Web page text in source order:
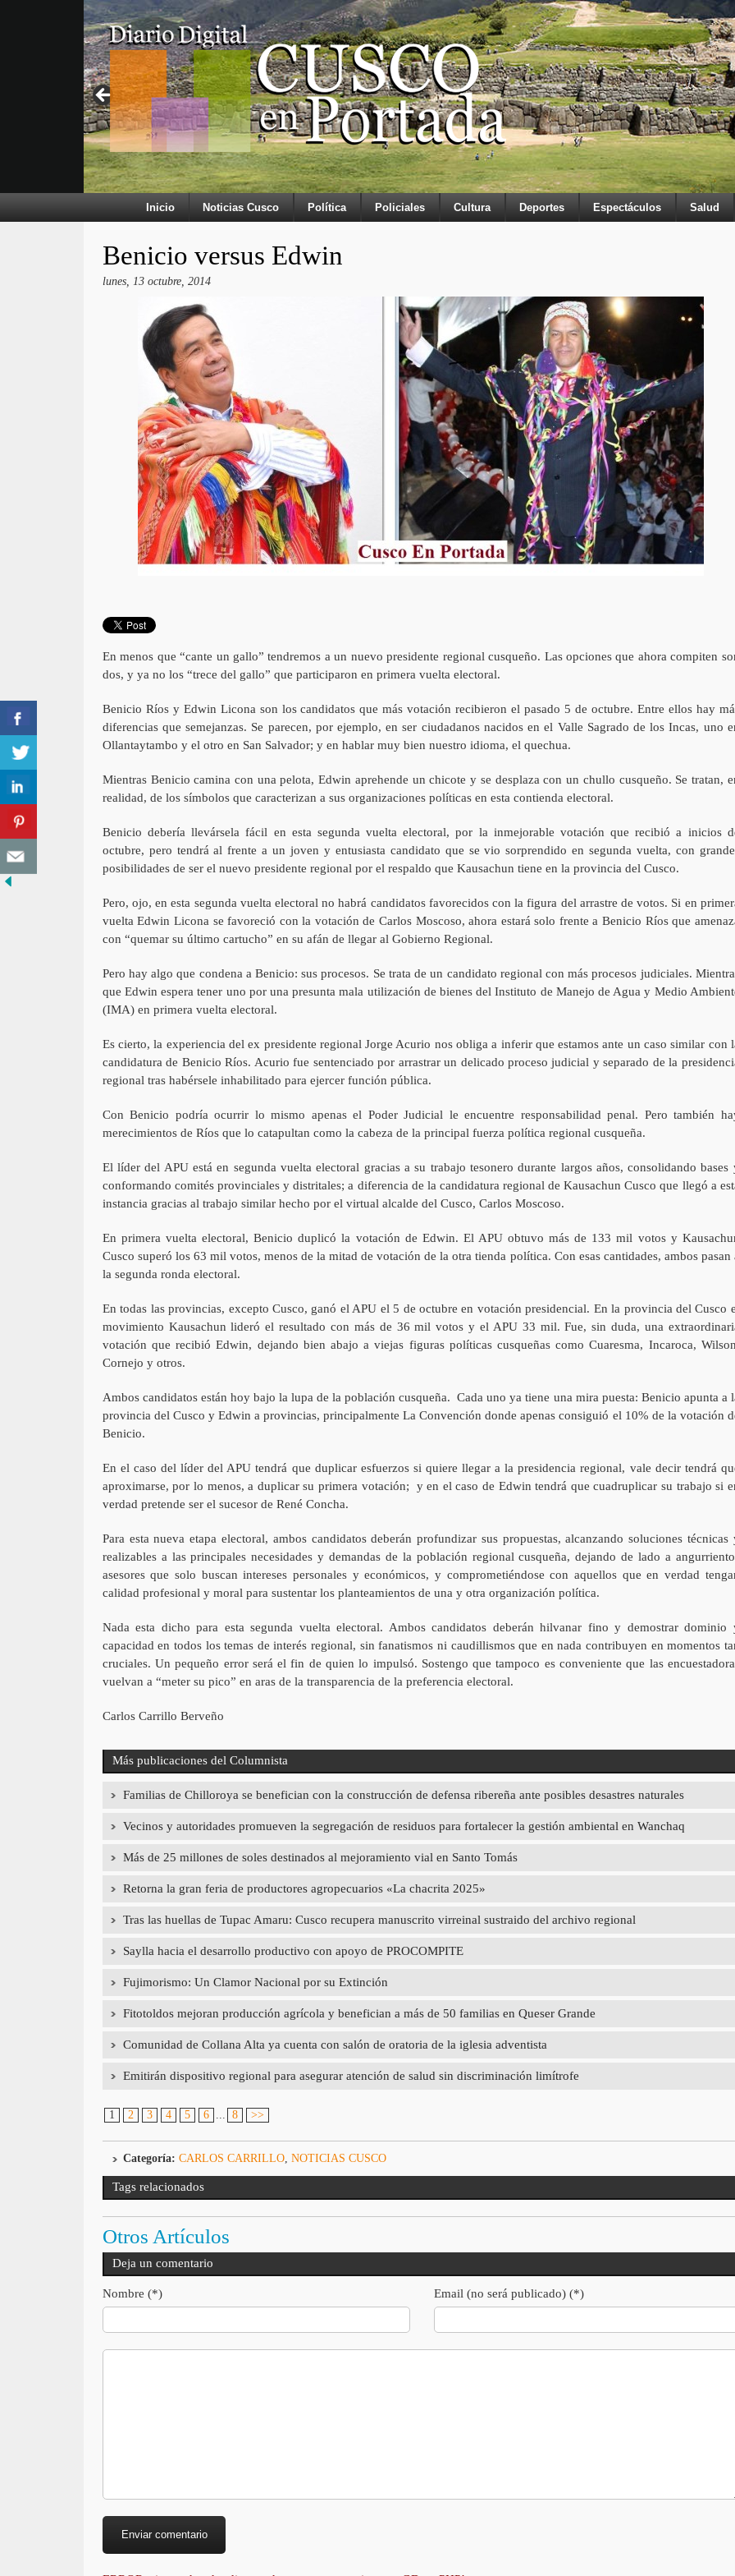
Inicio Noticias Cusco Política Policiales Cultura Deportes Espectáculos Salud
Benicio versus Edwin
lunes, 13 octubre, 2014
En menos que “cante un gallo” tendremos a un nuevo presidente regional cusqueño. Las opciones que ahora compiten
dos, y ya no los “trece del gallo” que participaron en primera vuelta electoral.
Benicio Ríos y Edwin Licona son los candidatos que más votación recibieron el pasado 5 de octubre. Entre ellos hay
diferencias que semejanzas. Se parecen, por ejemplo, en ser ciudadanos nacidos en el Valle Sagrado de los Incas, uno
Ollantaytambo y el otro en San Salvador; y en hablar muy bien nuestro idioma, el quechua.
Mientras Benicio camina con una pelota, Edwin aprehende un chicote y se desplaza con un chullo cusqueño. Se tratan,
realidad, de los símbolos que caracterizan a sus organizaciones políticas en esta contienda electoral.
Benicio debería llevársela fácil en esta segunda vuelta electoral, por la inmejorable votación que recibió a inicios
octubre, pero tendrá al frente a un joven y entusiasta candidato que se vio sorprendido en segunda vuelta, con
posibilidades de ser el nuevo presidente regional por el respaldo que Kausachun tiene en la provincia del Cusco.
Pero, ojo, en esta segunda vuelta electoral no habrá candidatos favorecidos con la figura del arrastre de votos. Si en
vuelta Edwin Licona se favoreció con la votación de Carlos Moscoso, ahora estará solo frente a Benicio Ríos que
con “quemar su último cartucho” en su afán de llegar al Gobierno Regional.
Pero hay algo que condena a Benicio: sus procesos. Se trata de un candidato regional con más procesos judiciales.
que Edwin espera tener uno por una presunta mala utilización de bienes del Instituto de Manejo de Agua y Medio
(IMA) en primera vuelta electoral.
Es cierto, la experiencia del ex presidente regional Jorge Acurio nos obliga a inferir que estamos ante un caso similar con
candidatura de Benicio Ríos. Acurio fue sentenciado por arrastrar un delicado proceso judicial y separado de la
regional tras habérsele inhabilitado para ejercer función pública.
Con Benicio podría ocurrir lo mismo apenas el Poder Judicial le encuentre responsabilidad penal. Pero también
merecimientos de Ríos que lo catapultan como la cabeza de la principal fuerza política regional cusqueña.
El líder del APU está en segunda vuelta electoral gracias a su trabajo tesonero durante largos años, consolidando bases
conformando comités provinciales y distritales; a diferencia de la candidatura regional de Kausachun Cusco que llegó a
instancia gracias al trabajo similar hecho por el virtual alcalde del Cusco, Carlos Moscoso.
En primera vuelta electoral, Benicio duplicó la votación de Edwin. El APU obtuvo más de 133 mil votos y
Cusco superó los 63 mil votos, menos de la mitad de votación de la otra tienda política. Con esas cantidades, ambos pasan
la segunda ronda electoral.
En todas las provincias, excepto Cusco, ganó el APU el 5 de octubre en votación presidencial. En la provincia del Cusco
movimiento Kausachun lideró el resultado con más de 36 mil votos y el APU 33 mil. Fue, sin duda, una
votación que recibió Edwin, dejando bien abajo a viejas figuras políticas cusqueñas como Cuaresma, Incaroca,
Cornejo y otros.
Ambos candidatos están hoy bajo la lupa de la población cusqueña. Cada uno ya tiene una mira puesta: Benicio apunta a
provincia del Cusco y Edwin a provincias, principalmente La Convención donde apenas consiguió el 10% de la votación
Benicio.
En el caso del líder del APU tendrá que duplicar esfuerzos si quiere llegar a la presidencia regional, vale decir tendrá
aproximarse, por lo menos, a duplicar su primera votación; y en el caso de Edwin tendrá que cuadruplicar su trabajo si
verdad pretende ser el sucesor de René Concha.
Para esta nueva etapa electoral, ambos candidatos deberán profundizar sus propuestas, alcanzando soluciones técnicas
realizables a las principales necesidades y demandas de la población regional cusqueña, dejando de lado a
asesores que solo buscan intereses personales y económicos, y comprometiéndose con aquellos que en verdad
calidad profesional y moral para sustentar los planteamientos de una y otra organización política.
Nada esta dicho para esta segunda vuelta electoral. Ambos candidatos deberán hilvanar fino y demostrar dominio
capacidad en todos los temas de interés regional, sin fanatismos ni caudillismos que en nada contribuyen en momentos
cruciales. Un pequeño error será el fin de quien lo impulsó. Sostengo que tampoco es conveniente que las
vuelvan a “meter su pico” en aras de la transparencia de la preferencia electoral.
Carlos Carrillo Berveño
Más publicaciones del Columnista
Familias de Chilloroya se benefician con la construcción de defensa ribereña ante posibles desastres naturales
Vecinos y autoridades promueven la segregación de residuos para fortalecer la gestión ambiental en Wanchaq
Más de 25 millones de soles destinados al mejoramiento vial en Santo Tomás
Retorna la gran feria de productores agropecuarios «La chacrita 2025»
Tras las huellas de Tupac Amaru: Cusco recupera manuscrito virreinal sustraido del archivo regional
Saylla hacia el desarrollo productivo con apoyo de PROCOMPITE
Fujimorismo: Un Clamor Nacional por su Extinción
Fitotoldos mejoran producción agrícola y benefician a más de 50 familias en Queser Grande
Comunidad de Collana Alta ya cuenta con salón de oratoria de la iglesia adventista
Emitirán dispositivo regional para asegurar atención de salud sin discriminación limítrofe
1 2 3 4 5 6 8 >>
Categoría: CARLOS CARRILLO, NOTICIAS CUSCO
Tags relacionados
Otros Artículos
Deja un comentario
Nombre (*) Email (no será publicado) (*)